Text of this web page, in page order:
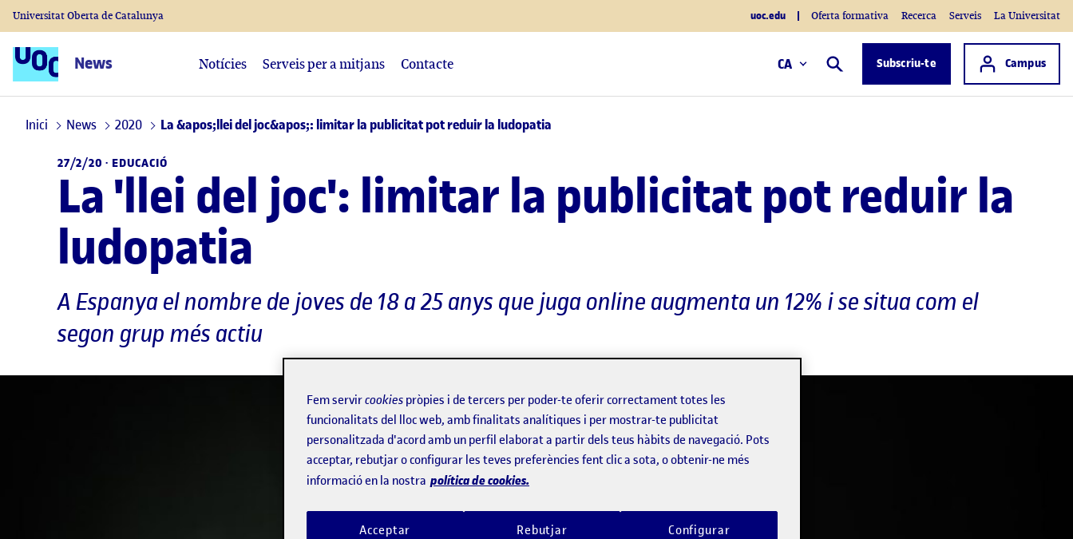
Universitat Oberta de Catalunya uoc.edu Oferta formativa Recerca Serveis La Universitat
News Cercar Subscriu-te Accés a
Campus
Notícies Serveis per a mitjans Contacte CA
Inici News 2020 La &apos;llei del joc&apos;: limitar la publicitat pot reduir la ludopatia
27/2/20 · EDUCACIÓ
La 'llei del joc': limitar la publicitat pot reduir la
ludopatia
A Espanya el nombre de joves de 18 a 25 anys que juga online augmenta un 12% i se situa com el
segon grup més actiu
Fem servircookies pròpies i de tercers per poder-te oferir correctament totes les
funcionalitats del lloc web, amb finalitats analítiques i per mostrar-te publicitat
personalitzada d'acord amb un perfil elaborat a partir dels teus hàbits de navegació. Pots
acceptar, rebutjar o configurar les teves preferències fent clic a sota, o obtenir-ne més
informació en la nostra política de cookies.
Rebutjar
Acceptar Configurar